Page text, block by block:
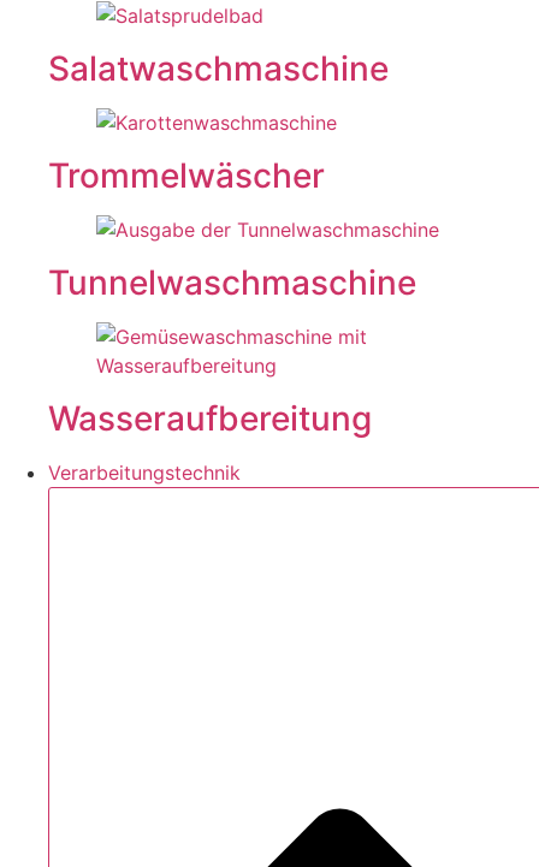
Salatwaschmaschine
Trommelwäscher
Tunnelwaschmaschine
Wasseraufbereitung
Verarbeitungstechnik